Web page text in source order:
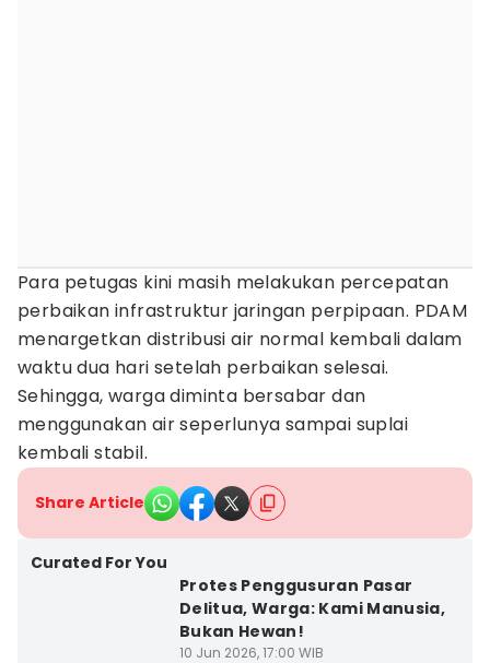
Para petugas kini masih melakukan percepatan
perbaikan infrastruktur jaringan perpipaan. PDAM
menargetkan distribusi air normal kembali dalam
waktu dua hari setelah perbaikan selesai.
Sehingga, warga diminta bersabar dan
menggunakan air seperlunya sampai suplai
kembali stabil.
Share Article
Curated For You
Protes Penggusuran Pasar
Delitua, Warga: Kami Manusia,
Bukan Hewan!
10 Jun 2026, 17:00 WIB